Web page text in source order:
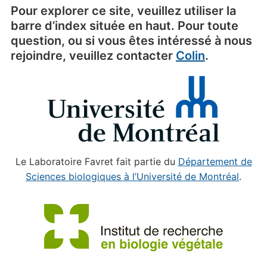
Pour explorer ce site, veuillez utiliser la
barre d’index située en haut. Pour toute
question, ou si vous êtes intéressé à nous
rejoindre, veuillez contacter Colin.
Le Laboratoire Favret fait partie du Département de
Sciences biologiques à l’Université de Montréal.